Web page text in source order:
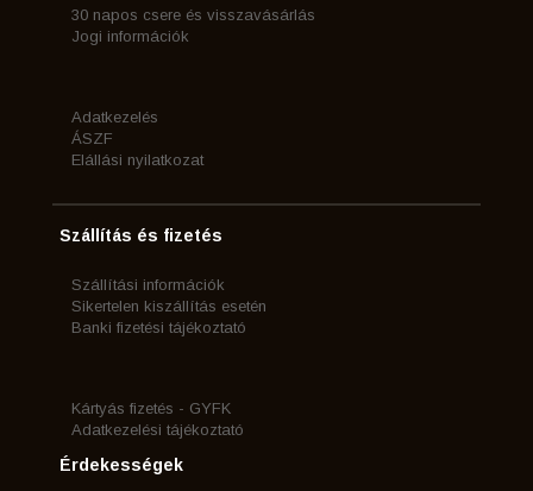
30 napos csere és visszavásárlás
Jogi információk
Adatkezelés
ÁSZF
Elállási nyilatkozat
Szállítás és fizetés
Szállítási információk
Sikertelen kiszállítás esetén
Banki fizetési tájékoztató
Kártyás fizetés - GYFK
Adatkezelési tájékoztató
Érdekességek